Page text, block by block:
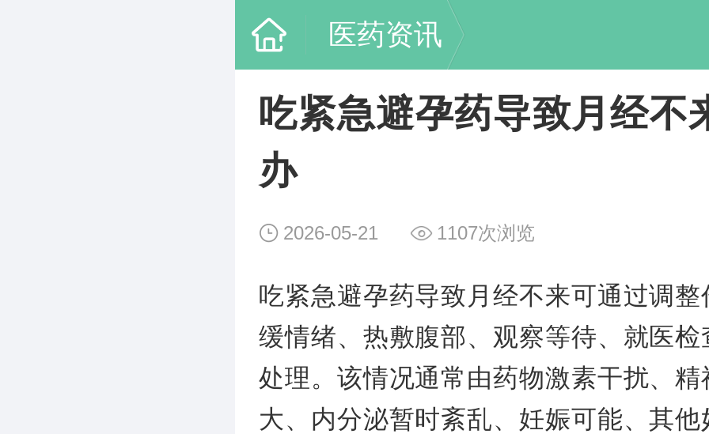
医药资讯
吃紧急避孕药导致月经不
办
2026-05-21 1107次浏览
吃紧急避孕药导致月经不来可通过调整
缓情绪、热敷腹部、观察等待、就医检
处理。该情况通常由药物激素干扰、精
大、内分泌暂时紊乱、妊娠可能、其他